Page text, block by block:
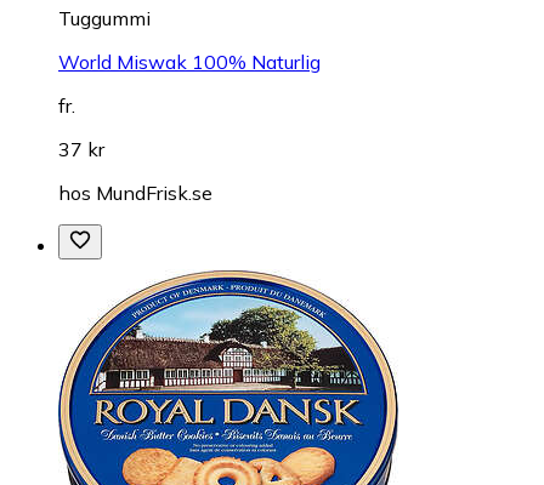
Tuggummi
World Miswak 100% Naturlig
fr.
37 kr
hos MundFrisk.se